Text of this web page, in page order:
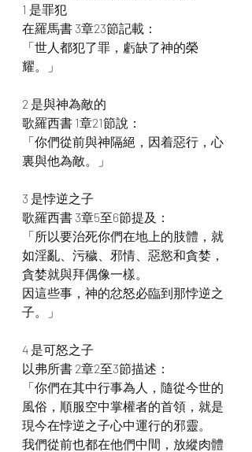
1 是罪犯
在羅馬書 3章23節記載：
「世人都犯了罪，虧缺了神的榮
耀。」
2 是與神為敵的
歌羅西書 1章21節說：
「你們從前與神隔絕，因着惡行，心
裏與他為敵。」
3 是悖逆之子
歌羅西書 3章5至6節提及：
「所以要治死你們在地上的肢體，就
如淫亂、污穢、邪情、惡慾和貪婪，
貪婪就與拜偶像一樣。
因這些事，神的忿怒必臨到那悖逆之
子。」
4 是可怒之子
以弗所書 2章2至3節描述：
「你們在其中行事為人，隨從今世的
風俗，順服空中掌權者的首領，就是
現今在悖逆之子心中運行的邪靈。
我們從前也都在他們中間，放縱肉體